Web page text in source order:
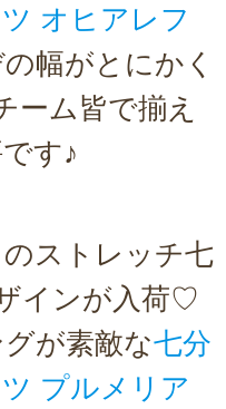
オヒアレフ
幅がとにかく
ーム皆で揃え
す♪
ストレッチ七
インが入荷♡
が素敵な七分
プルメリア